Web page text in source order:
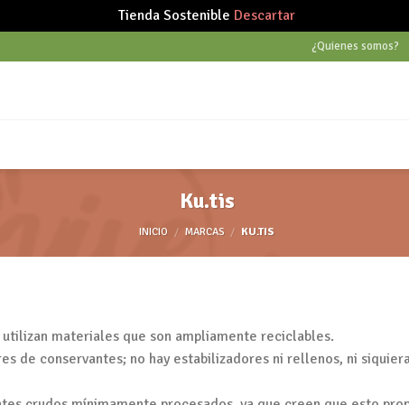
Tienda Sostenible Descartar
¿Quienes somos?
Ku.tis
INICIO / MARCAS / KU.TIS
materiales que son ampliamente reciclables.
de conservantes; no hay estabilizadores ni rellenos, ni